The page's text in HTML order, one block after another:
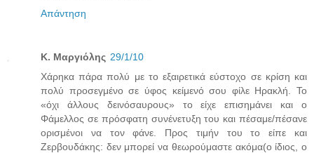
Απάντηση
Κ. Μαργιόλης 29/1/10
Χάρηκα πάρα πολύ με το εξαιρετικά εύστοχο σε κρίση και
πολύ προσεγμένο σε ύφος κείμενό σου φίλε Ηρακλή. Το
«όχι άλλους δεινόσαυρους» το είχε επισημάνει και ο
Φάμελλος σε πρόσφατη συνένετυξη του και πέσαμε/πέσανε
ορισμένοι να τον φάνε. Προς τιμήν του το είπε και
Ζερβουδάκης: δεν μπορεί να θεωρούμαστε ακόμα(ο ίδιος, ο